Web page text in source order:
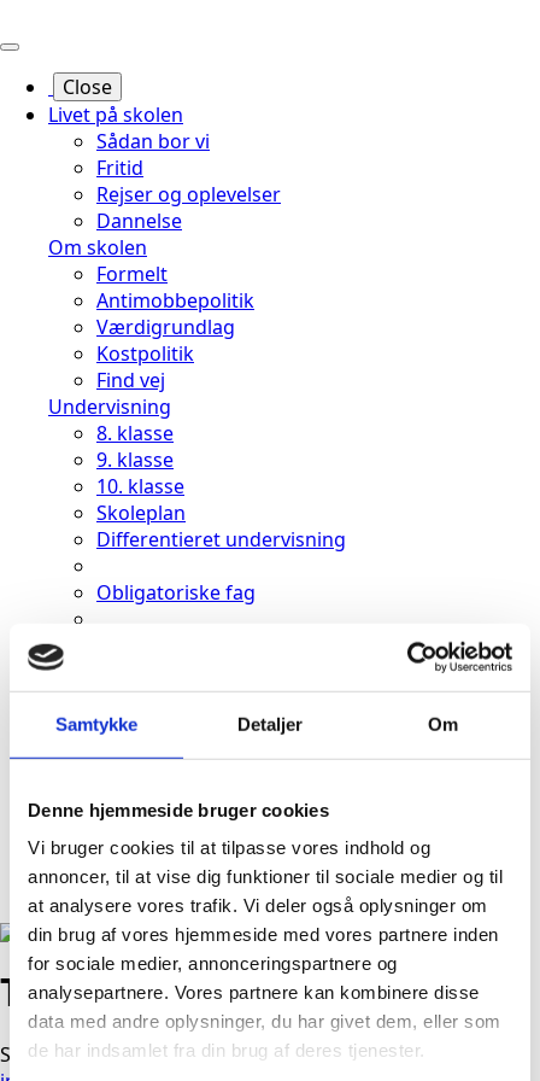
Samtykke Detaljer Om
Denne hjemmeside bruger cookies
Vi bruger cookies til at tilpasse vores indhold og
annoncer, til at vise dig funktioner til sociale medier og til
at analysere vores trafik. Vi deler også oplysninger om
din brug af vores hjemmeside med vores partnere inden
for sociale medier, annonceringspartnere og
analysepartnere. Vores partnere kan kombinere disse
data med andre oplysninger, du har givet dem, eller som
de har indsamlet fra din brug af deres tjenester.
til
sidens
indhold
Close
Livet på skolen
Sådan bor vi
Fritid
Rejser og oplevelser
Dannelse
Om skolen
Formelt
Antimobbepolitik
Værdigrundlag
Kostpolitik
Find vej
Undervisning
8. klasse
9. klasse
10. klasse
Skoleplan
Differentieret undervisning
Obligatoriske fag
Kontakt os
Medarbejdere
Job og praktik
Tilmelding
Besøg os
Besøgsdag
Tenna Olsen
Skolemor